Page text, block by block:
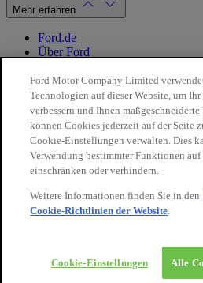
Mehr erfahren
Ford.de
Über Ford
Datenschutzbestimmungen
Impressum
Mein Konto
Login / Registrierung
Meine Bestellungen
Land ändern
© 2026 Ford-Werke-GmbH
Ford Motor Company Limited
Technologien auf dieser Website, um
verbessern und Ihnen
können Cookies jederzeit auf der Seite
Cookie-Einstellungen verwalten. Dies
Verwendung bestimmter Funktionen auf
einschränken oder verhindern.
Weitere Informationen finden Sie in den
Cookie-Richtlinien der Website.
Cookie-Einstellungen Alle